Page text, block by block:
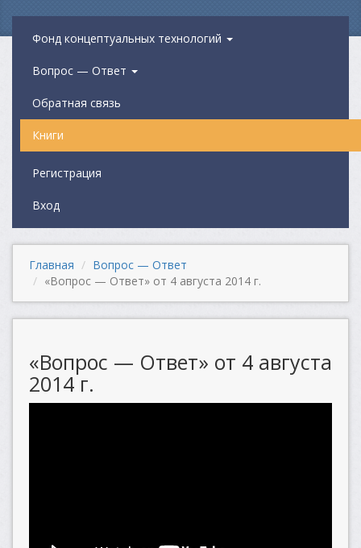
Фонд концептуальных технологий
Вопрос — Ответ
Обратная связь
Книги
Регистрация
Вход
Главная
Вопрос — Ответ
«Вопрос — Ответ» от 4 августа 2014 г.
«Вопрос — Ответ» от 4 августа
2014 г.